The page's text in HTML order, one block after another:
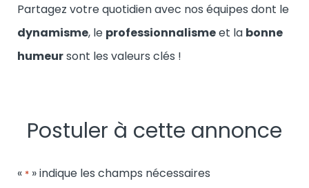
Partagez votre quotidien avec nos équipes dont le
dynamisme, le professionnalismeet la bonne
humeursont les valeurs clés !
Postuler à cette annonce
« * » indique les champs nécessaires